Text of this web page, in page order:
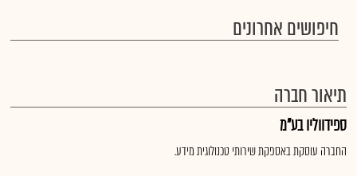
חיפושים אחרונים
תיאור חברה
ספידווליו בע"מ
החברה עוסקת באספקת שירותי טכנולוגית מידע.